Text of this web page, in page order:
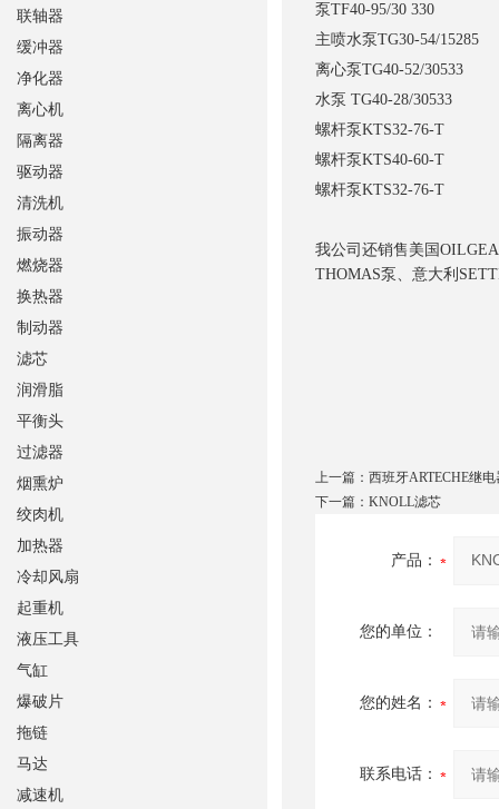
泵TF40-95/30 330
主喷水泵TG30-54/15285
离心泵TG40-52/30533
水泵 TG40-28/30533
螺杆泵KTS32-76-T
螺杆泵KTS40-60-T
螺杆泵KTS32-76-T
我公司还销售美国
THOMAS泵、意大
上一篇： 西班牙ARTECHE继
下一篇： KNOLL滤芯
产品：
您的单位：
您的姓名：
联系电话：
联轴器
缓冲器
净化器
离心机
隔离器
驱动器
清洗机
振动器
燃烧器
换热器
制动器
滤芯
润滑脂
平衡头
过滤器
烟熏炉
绞肉机
加热器
冷却风扇
起重机
液压工具
气缸
爆破片
拖链
马达
减速机